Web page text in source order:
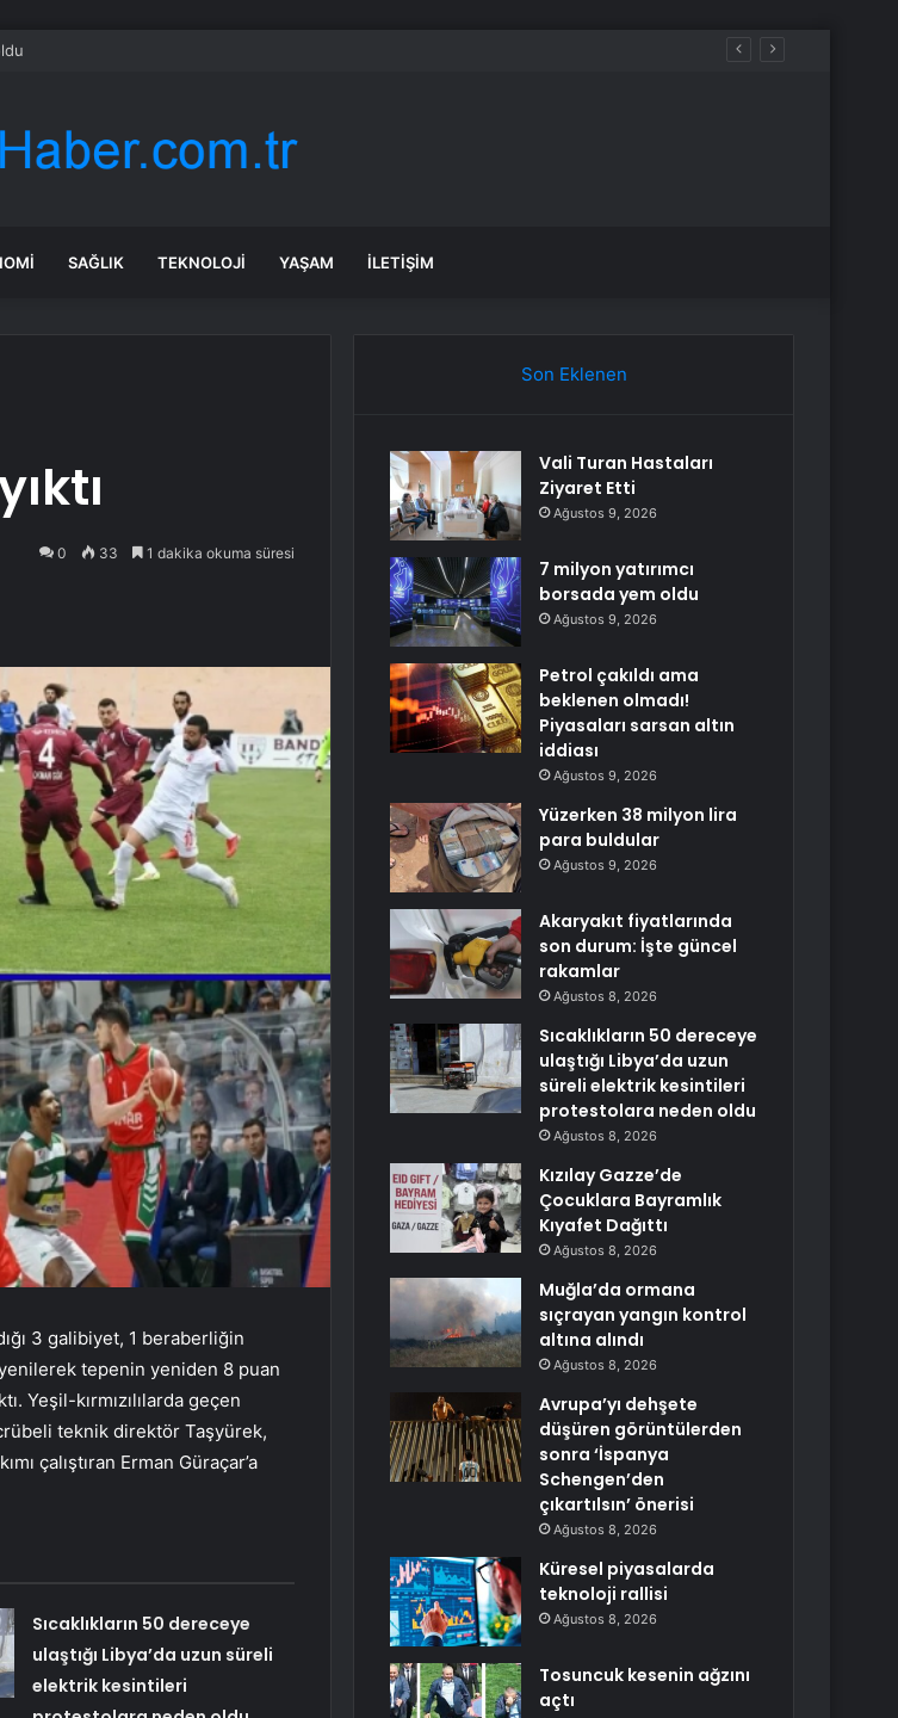
SAĞLIK TEKNOLOJI YAŞAM İLETIŞIM
0 33 1 dakika okuma süresi
3 galibiyet, 1 beraberliğin
tepenin yeniden 8 puan
Yeşil-kırmızılılarda geçen
teknik direktör Taşyürek,
çalıştıran Erman Güraçar’a
Sıcaklıkların 50 dereceye
ulaştığı Libya’da uzun süreli
elektrik kesintileri
Son Eklenen
Vali Turan Hastaları
Ziyaret Etti
Ağustos 9, 2026
7 milyon yatırımcı
borsada yem oldu
Ağustos 9, 2026
Petrol çakıldı ama
beklenen olmadı!
Piyasaları sarsan altın
iddiası
Ağustos 9, 2026
Yüzerken 38 milyon lira
para buldular
Ağustos 9, 2026
Akaryakıt fiyatlarında
son durum: İşte güncel
rakamlar
Ağustos 8, 2026
Sıcaklıkların 50 dereceye
ulaştığı Libya’da uzun
süreli elektrik kesintileri
protestolara neden oldu
Ağustos 8, 2026
Kızılay Gazze’de
Çocuklara Bayramlık
Kıyafet Dağıttı
Ağustos 8, 2026
Muğla’da ormana
sıçrayan yangın kontrol
altına alındı
Ağustos 8, 2026
Avrupa’yı dehşete
düşüren görüntülerden
sonra ‘İspanya
Schengen’den
çıkartılsın’ önerisi
Ağustos 8, 2026
Küresel piyasalarda
teknoloji rallisi
Ağustos 8, 2026
Tosuncuk kesenin ağzını
açtı